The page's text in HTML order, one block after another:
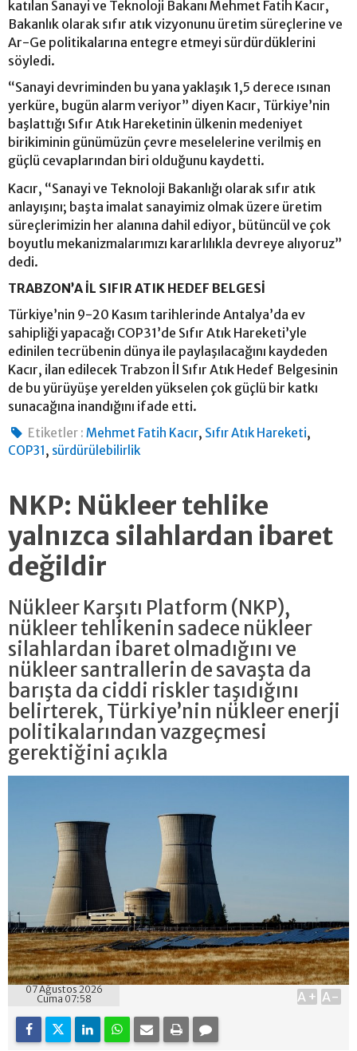
katılan Sanayi ve Teknoloji Bakanı Mehmet Fatih Kacır,
Bakanlık olarak sıfır atık vizyonunu üretim süreçlerine ve
Ar-Ge politikalarına entegre etmeyi sürdürdüklerini
söyledi.
“Sanayi devriminden bu yana yaklaşık 1,5 derece ısınan
yerküre, bugün alarm veriyor” diyen Kacır, Türkiye’nin
başlattığı Sıfır Atık Hareketinin ülkenin medeniyet
birikiminin günümüzün çevre meselelerine verilmiş en
güçlü cevaplarından biri olduğunu kaydetti.
Kacır, “Sanayi ve Teknoloji Bakanlığı olarak sıfır atık
anlayışını; başta imalat sanayimiz olmak üzere üretim
süreçlerimizin her alanına dahil ediyor, bütüncül ve çok
boyutlu mekanizmalarımızı kararlılıkla devreye alıyoruz”
dedi.
TRABZON’A İL SIFIR ATIK HEDEF BELGESİ
Türkiye’nin 9-20 Kasım tarihlerinde Antalya’da ev
sahipliği yapacağı COP31’de Sıfır Atık Hareketi’yle
edinilen tecrübenin dünya ile paylaşılacağını kaydeden
Kacır, ilan edilecek Trabzon İl Sıfır Atık Hedef Belgesinin
de bu yürüyüşe yerelden yükselen çok güçlü bir katkı
sunacağına inandığını ifade etti.
Etiketler : Mehmet Fatih Kacır, Sıfır Atık Hareketi,
COP31, sürdürülebilirlik
NKP: Nükleer tehlike
yalnızca silahlardan ibaret
değildir
Nükleer Karşıtı Platform (NKP),
nükleer tehlikenin sadece nükleer
silahlardan ibaret olmadığını ve
nükleer santrallerin de savaşta da
barışta da ciddi riskler taşıdığını
belirterek, Türkiye’nin nükleer enerji
politikalarından vazgeçmesi
gerektiğini açıkla
07 Ağustos 2026
Cuma 07:58
A+ A-